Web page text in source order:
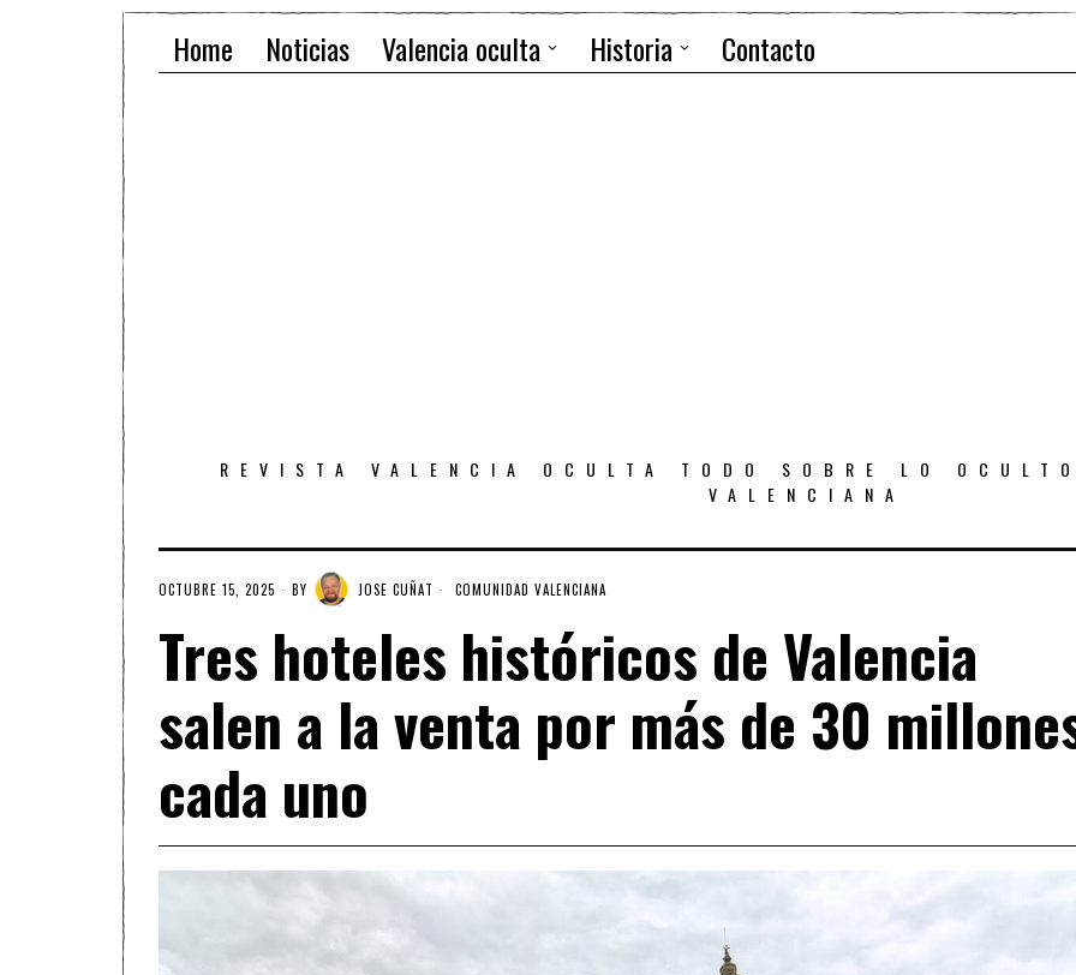
Home Noticias Valencia oculta Historia Contacto
REVISTA VALENCIA OCULTA TODO SOBRE LO
VALENCIANA
OCTUBRE 15, 2025 BY JOSE CUÑAT COMUNIDAD VALENCIANA
Tres hoteles históricos de Valencia
salen a la venta por más de 30
cada uno